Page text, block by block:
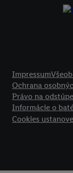
Impressum
Ochrana
Právo na
Informácie o
Cookies